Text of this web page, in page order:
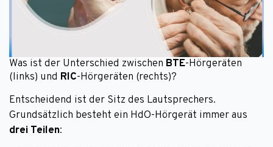
Was ist der Unterschied zwischen BTE-Hörgeräten
(links) und RIC-Hörgeräten (rechts)?
Entscheidend ist der Sitz des Lautsprechers.
Grundsätzlich besteht ein HdO-Hörgerät immer aus
drei Teilen: